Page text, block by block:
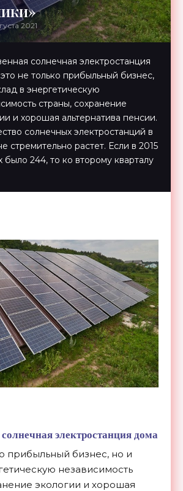
2021
солнечная электростанция
не только прибыльный бизнес,
в энергетическую
страны, сохранение
и хорошая альтернатива пенсии.
солнечных электростанций в
стремительно растет. Если в 2015
было 244, то ко второму кварталу
электростанция дома
прибыльный бизнес, но и
независимость
экологии и хорошая